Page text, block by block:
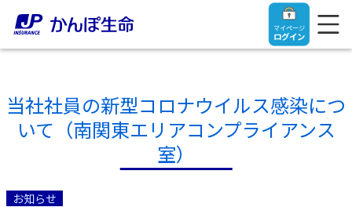
マイページ
ログイン
トップ
ご契約者さま
当社社員の新型コロナウイルス感染につ
いて（南関東エリアコンプライアンス
室）
お知らせ